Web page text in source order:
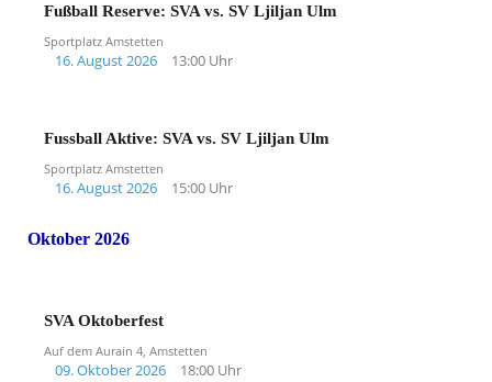
Fußball Reserve: SVA vs. SV Ljiljan Ulm
Sportplatz Amstetten
16. August 2026 13:00 Uhr
Fussball Aktive: SVA vs. SV Ljiljan Ulm
Sportplatz Amstetten
16. August 2026 15:00 Uhr
Oktober 2026
SVA Oktoberfest
Auf dem Aurain 4, Amstetten
09. Oktober 2026 18:00 Uhr